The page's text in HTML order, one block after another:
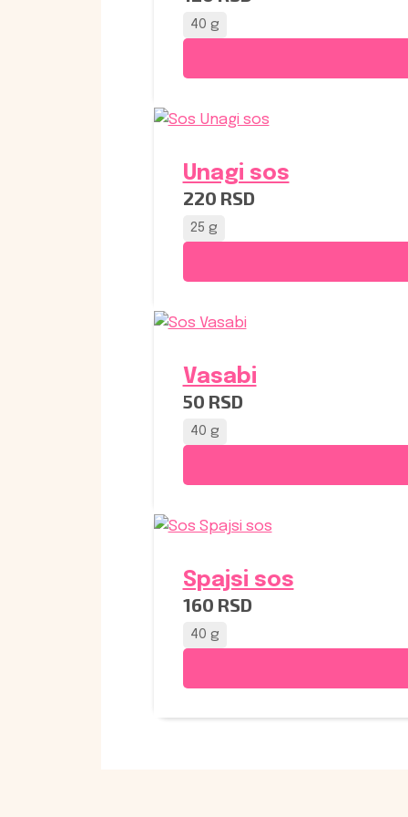
40 g
Unagi sos
220 RSD
25 g
Vasabi
50 RSD
40 g
Spajsi sos
160 RSD
40 g